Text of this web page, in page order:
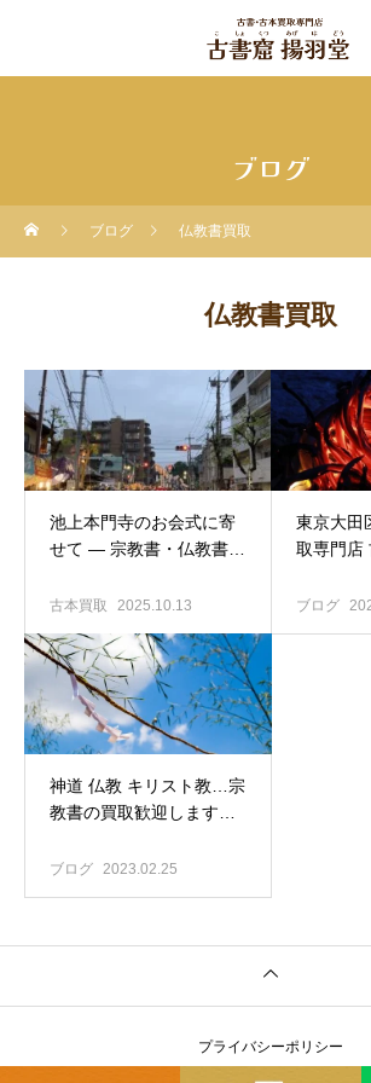
ブログ
ブログ 仏教書買取
仏教書買取
池上本門寺のお会式に寄
せて ― 宗教書・仏教書の
古本買取 2025.10.13
東京大田
取専門店
りも行っ
ブログ
神道 仏教 キリスト教…宗
教書の買取歓迎します｜
取は揚羽堂へ
ブログ 2023.02.25
プライバシーポリシー